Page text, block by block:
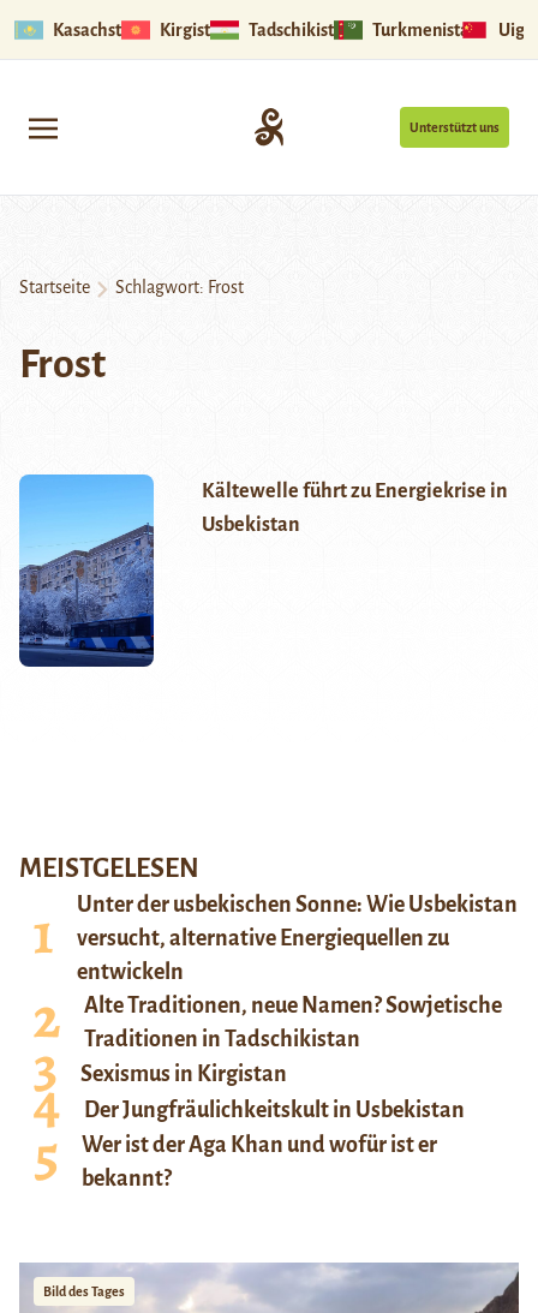
Kasachstan Kirgistan Tadschikistan Turkmenistan
Unterstützt uns
Startseite Schlagwort: Frost
Frost
Kältewelle führt zu Energiekrise in
Usbekistan
MEISTGELESEN
Unter der usbekischen Sonne: Wie Usbekistan
versucht, alternative Energiequellen zu
entwickeln
Alte Traditionen, neue Namen? Sowjetische
Traditionen in Tadschikistan
Sexismus in Kirgistan
Der Jungfräulichkeitskult in Usbekistan
Wer ist der Aga Khan und wofür ist er
bekannt?
Bild des Tages